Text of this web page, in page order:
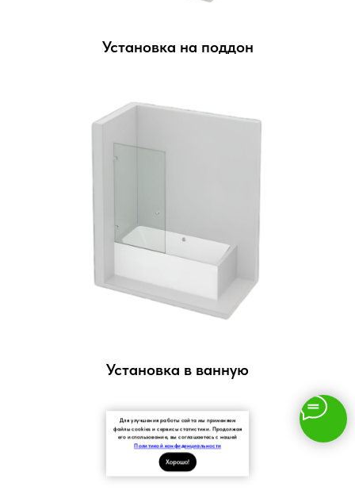
Установка на поддон
Установка в ванную
Для улучшения работы сайта мы применяем
файлы cookies и сервисы статистики. Продолжая
его использование, вы соглашаетесь с нашей
Политикой конфиденциальности
Хорошо!